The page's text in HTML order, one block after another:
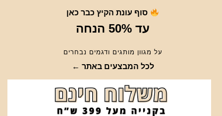
סוף עונת הקיץ כבר כאן
עד 50% הנחה
על מגוון מותגים ודגמים נבחרים
לכל המבצעים באתר ←